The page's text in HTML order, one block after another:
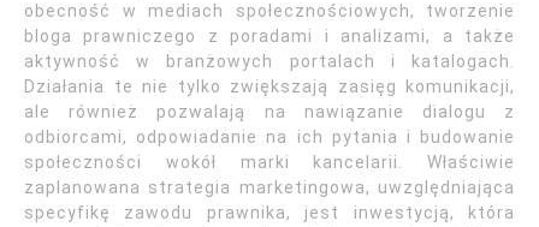
obecność w mediach społecznościowych, tworzenie
bloga prawniczego z poradami i analizami, a także
aktywność w branżowych portalach i katalogach.
Działania te nie tylko zwiększają zasięg komunikacji,
ale również pozwalają na nawiązanie dialogu z
odbiorcami, odpowiadanie na ich pytania i budowanie
społeczności wokół marki kancelarii. Właściwie
zaplanowana strategia marketingowa, uwzględniająca
specyfikę zawodu prawnika, jest inwestycją, która